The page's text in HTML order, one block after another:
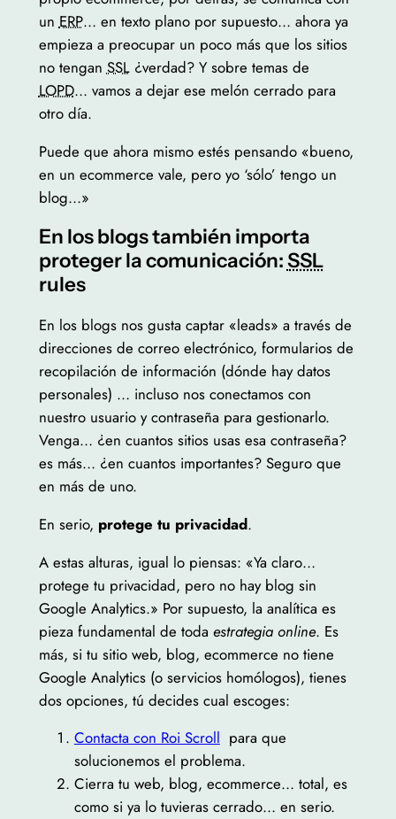
unERP… en texto plano por supuesto… ahora ya
empieza a preocupar un poco más que los sitios
no tenganSSL¿verdad? Y sobre temas de
LOPD… vamos a dejar ese melón cerrado para
otro día.
Puede que ahora mismo estés pensando «bueno,
en un ecommerce vale, pero yo ‘sólo’ tengo un
blog…»
En los blogs también importa
proteger la comunicación:SSL
rules
En los blogs nos gusta captar «leads» a través de
direcciones de correo electrónico, formularios de
recopilación de información (dónde hay datos
personales) … incluso nos conectamos con
nuestro usuario y contraseña para gestionarlo.
Venga… ¿en cuantos sitios usas esa contraseña?
es más… ¿en cuantos importantes? Seguro que
en más de uno.
En serio, protege tu privacidad.
A estas alturas, igual lo piensas: «Ya claro…
protege tu privacidad, pero no hay blog sin
Google Analytics.» Por supuesto, la analítica es
pieza fundamental de toda estrategia online. Es
más, si tu sitio web, blog, ecommerce no tiene
Google Analytics (o servicios homólogos), tienes
dos opciones, tú decides cual escoges:
Contacta con Roi Scroll para que
solucionemos el problema.
Cierra tu web, blog, ecommerce… total, es
como si ya lo tuvieras cerrado… en serio.